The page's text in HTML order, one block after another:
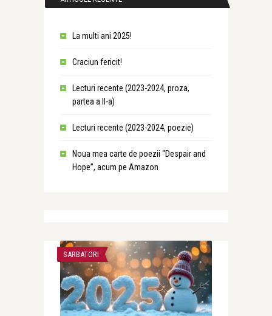
La multi ani 2025!
Craciun fericit!
Lecturi recente (2023-2024, proza,
partea a II-a)
Lecturi recente (2023-2024, poezie)
Noua mea carte de poezii “Despair and
Hope”, acum pe Amazon
SARBATORI